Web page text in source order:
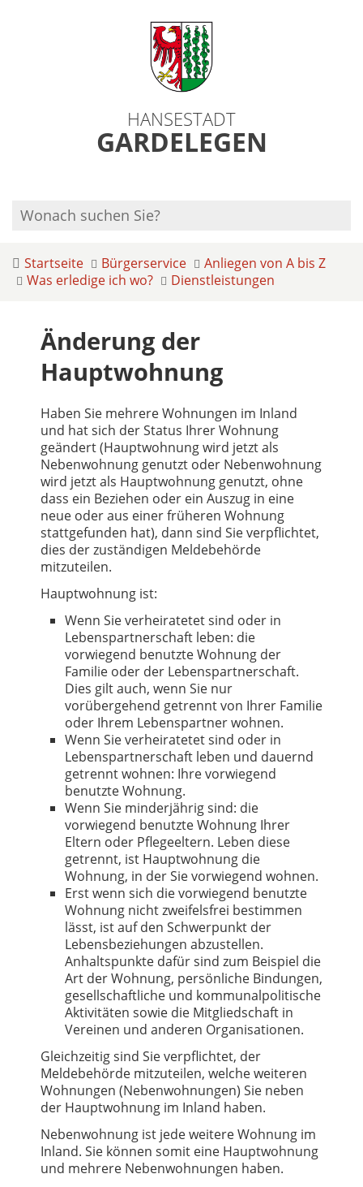
HANSESTADT
GARDELEGEN
Startseite Bürgerservice
Anliegen von A bis Z
Was erledige ich wo?
Dienstleistungen
Änderung der
Hauptwohnung
Haben Sie mehrere Wohnungen im Inland
und hat sich der Status Ihrer Wohnung
geändert (Hauptwohnung wird jetzt als
Nebenwohnung genutzt oder Nebenwohnung
wird jetzt als Hauptwohnung genutzt, ohne
dass ein Beziehen oder ein Auszug in eine
neue oder aus einer früheren Wohnung
stattgefunden hat), dann sind Sie verpflichtet,
dies der zuständigen Meldebehörde
mitzuteilen.
Hauptwohnung ist:
Wenn Sie verheiratetet sind oder in
Lebenspartnerschaft leben: die
vorwiegend benutzte Wohnung der
Familie oder der Lebenspartnerschaft.
Dies gilt auch, wenn Sie nur
vorübergehend getrennt von Ihrer Familie
oder Ihrem Lebenspartner wohnen.
Wenn Sie verheiratetet sind oder in
Lebenspartnerschaft leben und dauernd
getrennt wohnen: Ihre vorwiegend
benutzte Wohnung.
Wenn Sie minderjährig sind: die
vorwiegend benutzte Wohnung Ihrer
Eltern oder Pflegeeltern. Leben diese
getrennt, ist Hauptwohnung die
Wohnung, in der Sie vorwiegend wohnen.
Erst wenn sich die vorwiegend benutzte
Wohnung nicht zweifelsfrei bestimmen
lässt, ist auf den Schwerpunkt der
Lebensbeziehungen abzustellen.
Anhaltspunkte dafür sind zum Beispiel die
Art der Wohnung, persönliche Bindungen,
gesellschaftliche und kommunalpolitische
Aktivitäten sowie die Mitgliedschaft in
Vereinen und anderen Organisationen.
Gleichzeitig sind Sie verpflichtet, der
Meldebehörde mitzuteilen, welche weiteren
Wohnungen (Nebenwohnungen) Sie neben
der Hauptwohnung im Inland haben.
Nebenwohnung ist jede weitere Wohnung im
Inland. Sie können somit eine Hauptwohnung
und mehrere Nebenwohnungen haben.